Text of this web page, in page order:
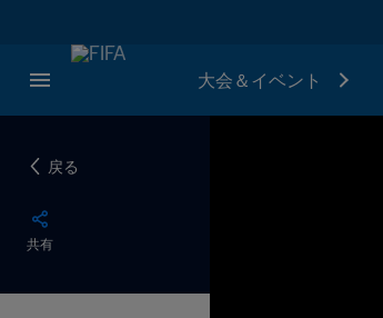
大会＆イベント
戻る
共有